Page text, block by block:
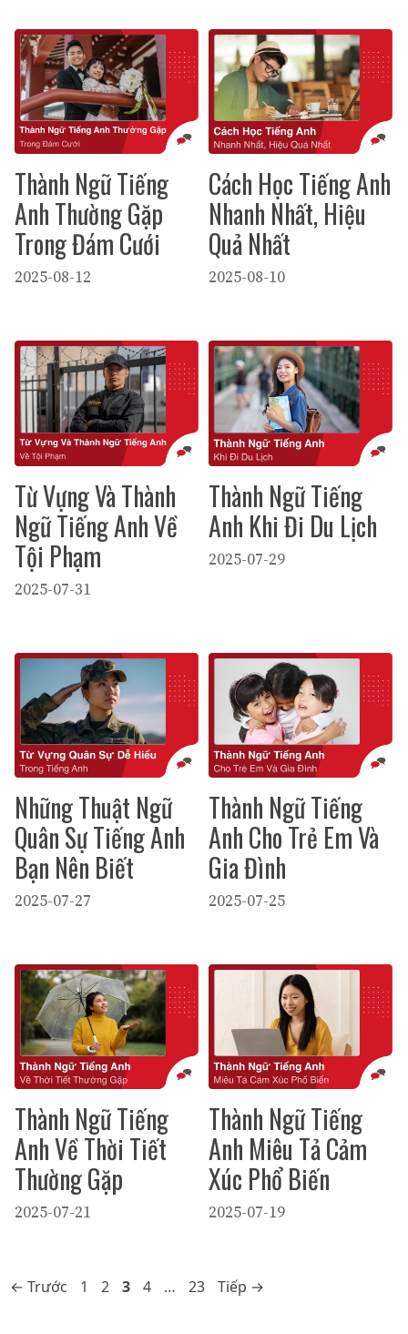
Thành Ngữ Tiếng
Anh Thường Gặp
Trong Đám Cưới
2025-08-12
Cách Học Tiếng Anh
Nhanh Nhất, Hiệu
Quả Nhất
2025-08-10
Từ Vựng Và Thành
Ngữ Tiếng Anh Về
Tội Phạm
2025-07-31
Thành Ngữ Tiếng
Anh Khi Đi Du Lịch
2025-07-29
Những Thuật Ngữ
Quân Sự Tiếng Anh
Bạn Nên Biết
2025-07-27
Thành Ngữ Tiếng
Anh Cho Trẻ Em Và
Gia Đình
2025-07-25
Thành Ngữ Tiếng
Anh Về Thời Tiết
Thường Gặp
2025-07-21
Thành Ngữ Tiếng
Anh Miêu Tả Cảm
Xúc Phổ Biến
2025-07-19
← Trước Trang
1 Trang
2 Trang
3 Trang
4 … Trang
23 Tiếp →